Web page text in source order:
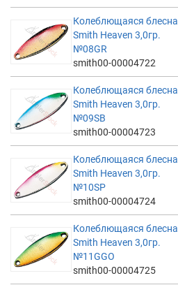
Колеблющаяся блесна
Smith Heaven 3,0гр.
№08GR
smith00-00004722
Колеблющаяся блесна
Smith Heaven 3,0гр.
№09SB
smith00-00004723
Колеблющаяся блесна
Smith Heaven 3,0гр.
№10SP
smith00-00004724
Колеблющаяся блесна
Smith Heaven 3,0гр.
№11GGO
smith00-00004725